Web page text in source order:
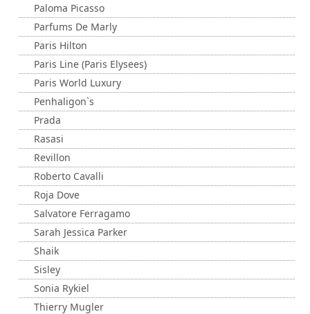
Paloma Picasso
Parfums De Marly
Paris Hilton
Paris Line (Paris Elysees)
Paris World Luxury
Penhaligon`s
Prada
Rasasi
Revillon
Roberto Cavalli
Roja Dove
Salvatore Ferragamo
Sarah Jessica Parker
Shaik
Sisley
Sonia Rykiel
Thierry Mugler